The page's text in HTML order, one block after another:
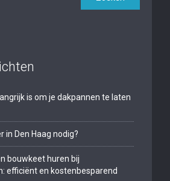
is om je dakpannen te laten
in Den Haag nodig?
bouwkeet huren bij
efficiënt en kostenbesparend